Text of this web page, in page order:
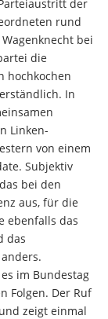
der
rund
bei
die
hochkochen
In
Linken-
von einem
Subjektiv
bei den
aus, für die
ebenfalls das
das
im Bundestag
Folgen. Der Ruf
zeigt einmal